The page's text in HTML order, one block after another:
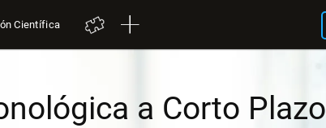
Científica
a Corto Plazo